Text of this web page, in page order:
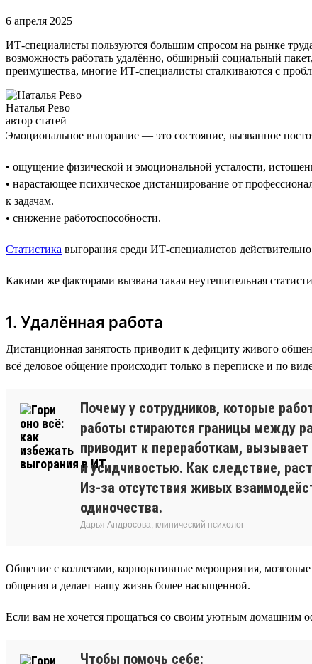
6 апреля 2025
ИТ-специалисты пользуются большим спросом на рынке
возможность работать удалённо, обширный социальный
преимущества, многие ИТ-специалисты сталкиваются с
Наталья Рево
автор статей
Эмоциональное выгорание — это состояние, вызванное
• ощущение физической и эмоциональной усталости,
• нарастающее психическое дистанцирование от
к задачам.
• снижение работоспособности.
Статистика выгорания среди ИТ-специалистов
Какими же факторами вызвана такая неутешительная
1. Удалённая работа
Дистанционная занятость приводит к дефициту живого
всё деловое общение происходит только в переписке и по
Почему у сотрудников, которые
работы стираются границы между
приводит к переработкам,
и усидчивостью. Как следствие,
Из-за отсутствия живых
одиночества.
Дарья Андросова, клинический психолог
Общение с коллегами, корпоративные мероприятия,
общения и делает нашу жизнь более насыщенной.
Если вам не хочется прощаться со своим уютным домашним
Чтобы помочь себе: